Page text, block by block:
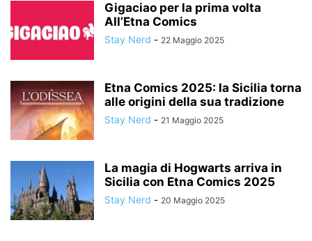
Gigaciao per la prima volta
All’Etna Comics
Stay Nerd - 22 Maggio 2025
Etna Comics 2025: la Sicilia torna
alle origini della sua tradizione
Stay Nerd - 21 Maggio 2025
La magia di Hogwarts arriva in
Sicilia con Etna Comics 2025
Stay Nerd - 20 Maggio 2025